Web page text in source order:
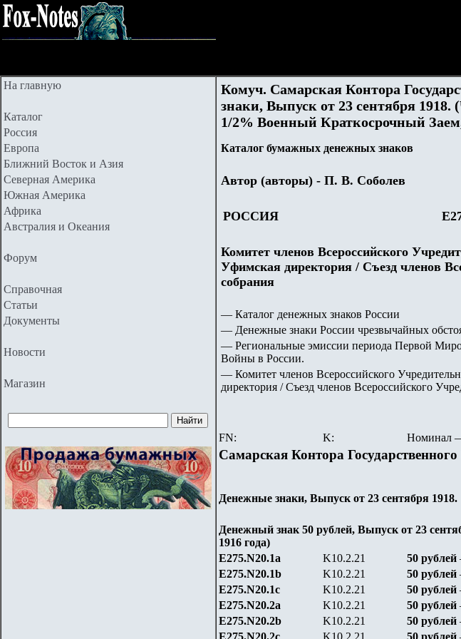
На главную
Каталог
Россия
Европа
Ближний Восток и Азия
Северная Америка
Южная Америка
Африка
Австралия и Океания
Форум
Справочная
Статьи
Документы
Новости
Магазин
Комуч. Самарская Контора
знаки, Выпуск от 23 сентября 1918.
1/2% Военный Краткосрочный
Каталог бумажных денежных знаков
Автор (авторы) - П. В. Соболев
РОССИЯ Е
Комитет членов Всероссийского
Уфимская директория / Съезд членов
собрания
— Каталог денежных знаков России
— Денежные знаки России чрезвычайных
— Региональные эмиссии периода Первой
Войны в России.
— Комитет членов Всероссийского
директория / Съезд членов Всероссийского
FN:
K: Номинал
Самарская Контора
Денежные знаки, Выпуск от 23 сентября 1918.
Денежный знак 50 рублей, Выпуск от 23
1916 года)
Е275.N20.1a K10.2.21 50 рублей
Е275.N20.1b K10.2.21 50 рублей
Е275.N20.1c K10.2.21 50 рублей
Е275.N20.2a K10.2.21 50 рублей
Е275.N20.2b K10.2.21 50 рублей
Е275.N20.2c K10.2.21 50 рублей